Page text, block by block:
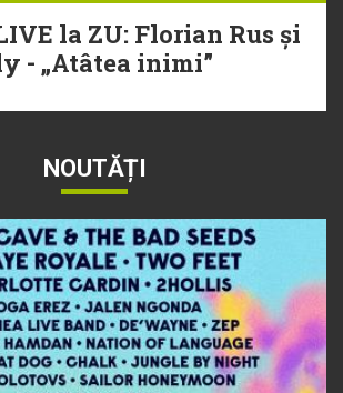
la ZU: Florian Rus și
- „Atâtea inimi”
NOUTĂȚI